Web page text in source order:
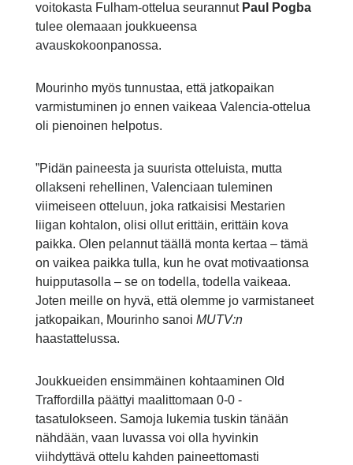
voitokasta Fulham-ottelua seurannut Paul Pogba
tulee olemaaan joukkueensa
avauskokoonpanossa.
Mourinho myös tunnustaa, että jatkopaikan
varmistuminen jo ennen vaikeaa Valencia-ottelua
oli pienoinen helpotus.
”Pidän paineesta ja suurista otteluista, mutta
ollakseni rehellinen, Valenciaan tuleminen
viimeiseen otteluun, joka ratkaisisi Mestarien
liigan kohtalon, olisi ollut erittäin, erittäin kova
paikka. Olen pelannut täällä monta kertaa – tämä
on vaikea paikka tulla, kun he ovat motivaationsa
huipputasolla – se on todella, todella vaikeaa.
Joten meille on hyvä, että olemme jo varmistaneet
jatkopaikan, Mourinho sanoi MUTV:n
haastattelussa.
Joukkueiden ensimmäinen kohtaaminen Old
Traffordilla päättyi maalittomaan 0-0 -
tasatulokseen. Samoja lukemia tuskin tänään
nähdään, vaan luvassa voi olla hyvinkin
viihdyttävä ottelu kahden paineettomasti